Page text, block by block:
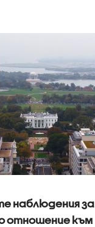
наблюдения за
отношение към